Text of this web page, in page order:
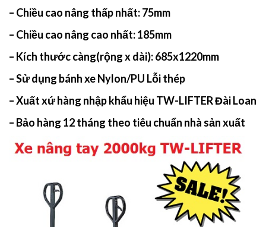
– Chiều cao nâng thấp nhất: 75mm
– Chiều cao nâng cao nhất: 185mm
– Kích thước càng(rộng x dài):685x1220mm
– Sử dụng bánh xe Nylon/PU Lỗi thép
– Xuất xứ hàng nhập khẩu hiệu TW-LIFTER Đài Loan
– Bảo hàng 12 tháng theo tiêu chuẩn nhà sản xuất